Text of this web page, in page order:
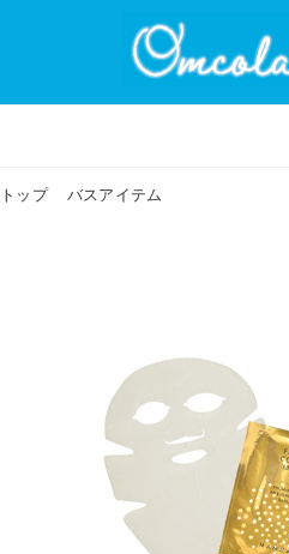
トップ バスアイテム